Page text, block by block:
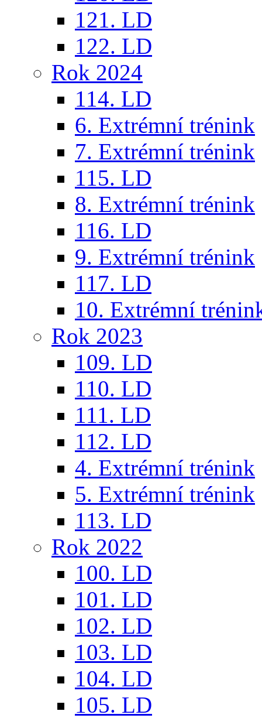
121. LD
122. LD
Rok 2024
114. LD
6. Extrémní trénink
7. Extrémní trénink
115. LD
8. Extrémní trénink
116. LD
9. Extrémní trénink
117. LD
10. Extrémní
Rok 2023
109. LD
110. LD
111. LD
112. LD
4. Extrémní trénink
5. Extrémní trénink
113. LD
Rok 2022
100. LD
101. LD
102. LD
103. LD
104. LD
105. LD